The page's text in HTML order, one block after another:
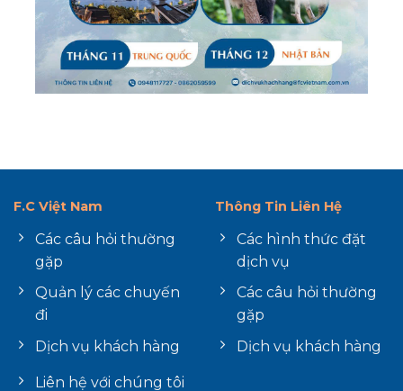
F.C Việt Nam
Các câu hỏi thường
gặp
Quản lý các chuyến
đi
Dịch vụ khách hàng
Liên hệ với chúng tôi
Thông Tin Liên Hệ
Các hình thức đặt
dịch vụ
Các câu hỏi thường
gặp
Dịch vụ khách hàng